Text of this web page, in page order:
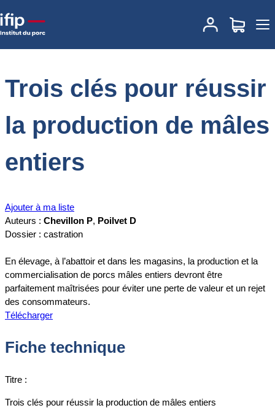
Accueil
Trois clés pour réussir la production de
mâles entiers
Trois clés pour réussir
la production de mâles
entiers
Ajouter à ma liste
Auteurs : Chevillon P, Poilvet D
Dossier : castration
En élevage, à l’abattoir et dans les magasins, la production et la
commercialisation de porcs mâles entiers devront être
parfaitement maîtrisées pour éviter une perte de valeur et un rejet
des consommateurs.
Télécharger
Fiche technique
Titre :
Trois clés pour réussir la production de mâles entiers